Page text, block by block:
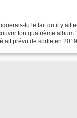
tu le fait qu’il y ait
ton quatrième album
prévu de sortie en